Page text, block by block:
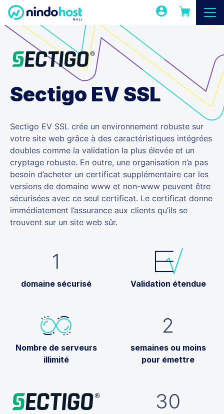
Sectigo EV SSL
Sectigo EV SSL crée un environnement robuste sur
votre site web grâce à des caractéristiques intégrées
doubles comme la validation la plus élevée et un
cryptage robuste. En outre, une organisation n’a pas
besoin d’acheter un certificat supplémentaire car les
versions de domaine www et non-www peuvent être
sécurisées avec ce seul certificat. Le certificat donne
immédiatement l’assurance aux clients qu’ils se
trouvent sur un site web sûr.
1
domaine sécurisé Validation étendue
Nombre de serveurs
illimité
2
semaines ou moins
pour émettre
30